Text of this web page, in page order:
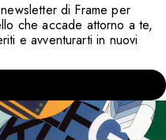
di Frame per
che accade attorno a te,
e avventurarti in nuovi